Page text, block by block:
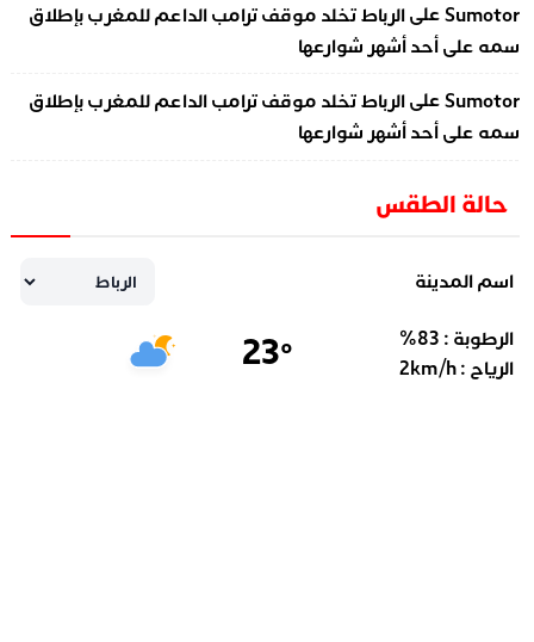
علىالرباط تخلد موقف ترامب الداعم للمغرب بإطلاق
على أحد أشهر شوارعها
علىالرباط تخلد موقف ترامب الداعم للمغرب بإطلاق
على أحد أشهر شوارعها
حالة الطقس
اسم المدينة
الرطوبة : 83
%
الرياح :
2km/h
23